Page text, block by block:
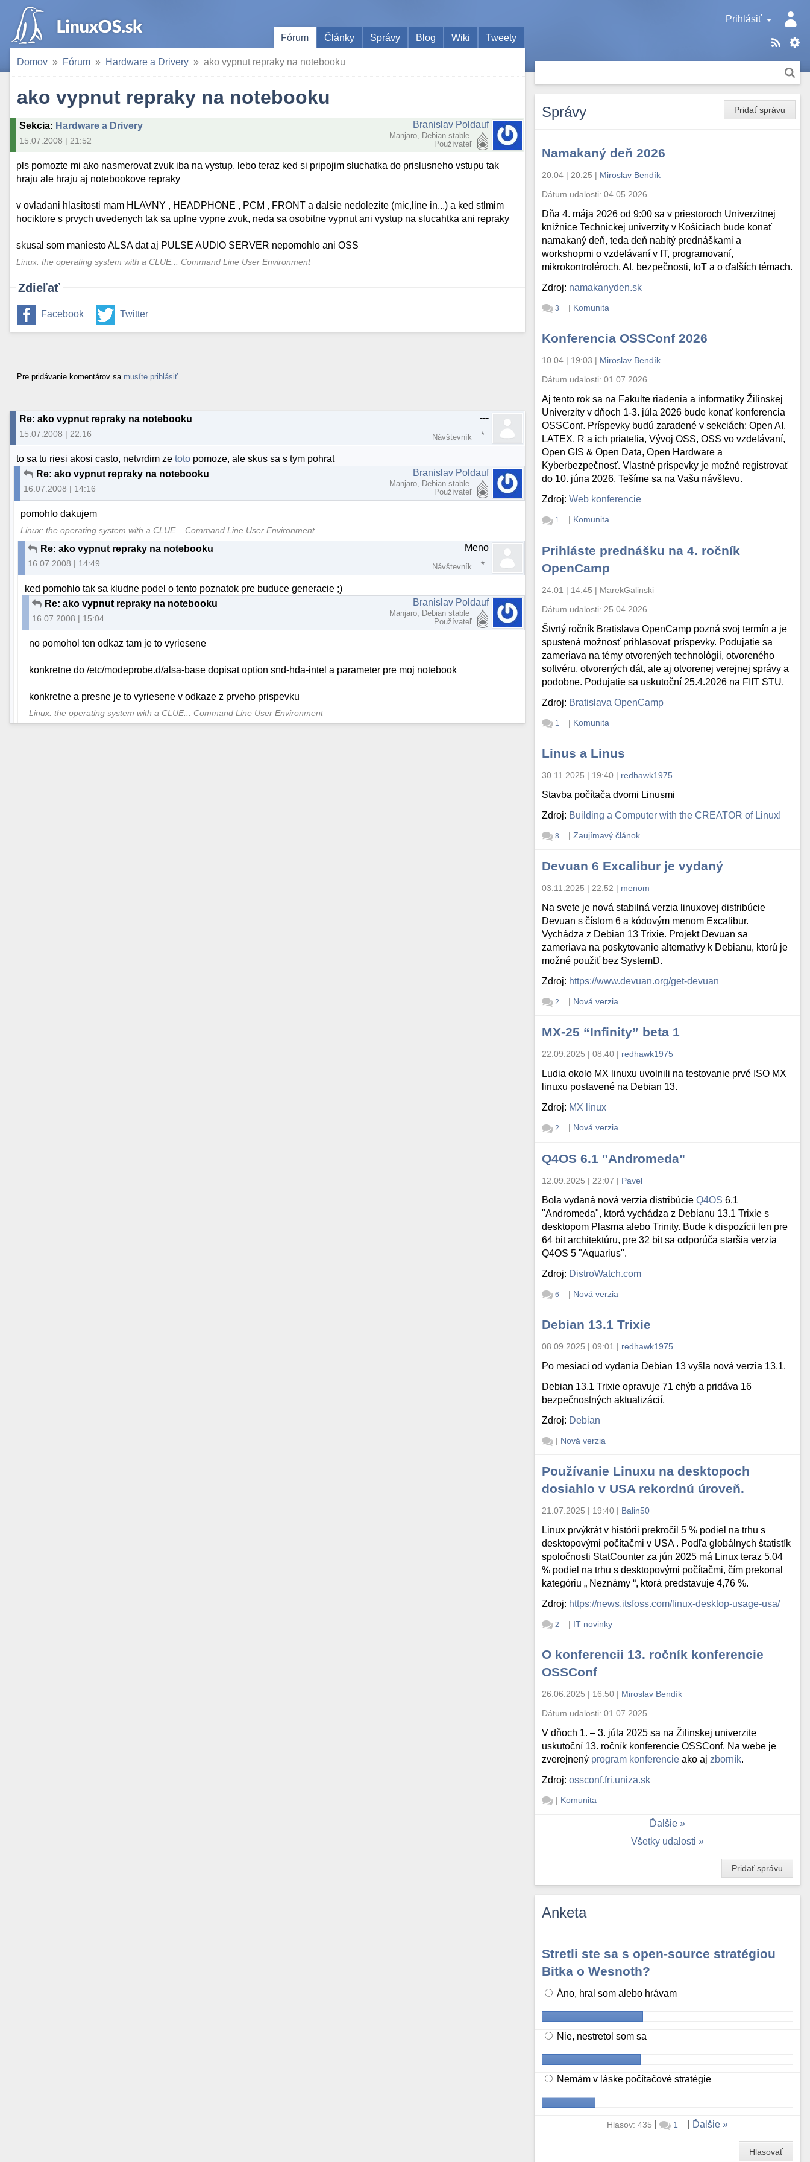
Prihlásiť
Fórum
Články Správy Blog Wiki Tweety
Domov Fórum Hardware a Drivery ako vypnut repraky na notebooku
ako vypnut repraky na notebooku
Sekcia: Hardware a Drivery
15.07.2008 | 21:52
Branislav Poldauf
Manjaro, Debian stable
Používateľ
pls pomozte mi ako nasmerovat zvuk iba na vystup, lebo teraz ked si pripojim sluchatka do prislusneho vstupu tak
hraju ale hraju aj notebookove repraky
v ovladani hlasitosti mam HLAVNY , HEADPHONE , PCM , FRONT a dalsie nedolezite (mic,line in...) a ked stlmim
hociktore s prvych uvedenych tak sa uplne vypne zvuk, neda sa osobitne vypnut ani vystup na slucahtka ani repraky
skusal som maniesto ALSA dat aj PULSE AUDIO SERVER nepomohlo ani OSS
Linux: the operating system with a CLUE... Command Line User Environment
Zdieľať
Facebook Twitter
Pre pridávanie komentárov sa musíte prihlásiť
Re: ako vypnut repraky na notebooku
15.07.2008 | 22:16
---
Návštevník
to sa tu riesi akosi casto, netvrdim zetoto pomoze, ale skus sa s tym pohrat
Re: ako vypnut repraky na notebooku
16.07.2008 | 14:16
Branislav Poldauf
Manjaro, Debian stable
Používateľ
pomohlo dakujem
Linux: the operating system with a CLUE... Command Line User Environment
Re: ako vypnut repraky na notebooku
16.07.2008 | 14:49
Meno
Návštevník
ked pomohlo tak sa kludne podel o tento poznatok pre buduce generacie ;)
Re: ako vypnut repraky na notebooku
16.07.2008 | 15:04
Branislav Poldauf
Manjaro, Debian stable
Používateľ
no pomohol ten odkaz tam je to vyriesene
konkretne do /etc/modeprobe.d/alsa-base dopisat option snd-hda-intel a parameter pre moj notebook
konkretne a presne je to vyriesene v odkaze z prveho prispevku
Linux: the operating system with a CLUE... Command Line User Environment
Pridať správu
Správy
Namakaný deň 2026
20.04 | 20:25 | Miroslav Bendík
Dátum udalosti:04.05.2026
Dňa 4. mája 2026 od 9:00 sa v priestoroch Univerzitnej
knižnice Technickej univerzity v Košiciach bude konať
namakaný deň, teda deň nabitý prednáškami a
workshopmi o vzdelávaní v IT, programovaní,
mikrokontroléroch, AI, bezpečnosti, IoT a o ďalších témach.
Zdroj: namakanyden.sk
3 | Komunita
Konferencia OSSConf 2026
10.04 | 19:03 | Miroslav Bendík
Dátum udalosti:01.07.2026
Aj tento rok sa na Fakulte riadenia a informatiky Žilinskej
Univerzity v dňoch 1-3. júla 2026 bude konať konferencia
OSSConf. Príspevky budú zaradené v sekciách: Open AI,
LATEX, R a ich priatelia, Vývoj OSS, OSS vo vzdelávaní,
Open GIS & Open Data, Open Hardware a
Kyberbezpečnosť. Vlastné príspevky je možné registrovať
do 10. júna 2026. Tešíme sa na Vašu návštevu.
Zdroj:Web konferencie
1 | Komunita
Prihláste prednášku na 4. ročník
OpenCamp
24.01 | 14:45 | MarekGalinski
Dátum udalosti: 25.04.2026
Štvrtý ročník Bratislava OpenCamp pozná svoj termín a je
spustená možnosť prihlasovať príspevky. Podujatie sa
zameriava na témy otvorených technológii, otvoreného
softvéru, otvorených dát, ale aj otvorenej verejnej správy a
podobne. Podujatie sa uskutoční 25.4.2026 na FIIT STU.
Zdroj: Bratislava OpenCamp
1 | Komunita
Linus a Linus
30.11.2025 | 19:40 | redhawk1975
Stavba počítača dvomi Linusmi
Zdroj: Building a Computer with the CREATOR of Linux!
8 | Zaujímavý článok
Devuan 6 Excalibur je vydaný
03.11.2025 | 22:52 | menom
Na svete je nová stabilná verzia linuxovej distribúcie
Devuan s číslom 6 a kódovým menom Excalibur.
Vychádza z Debian 13 Trixie. Projekt Devuan sa
zameriava na poskytovanie alternatívy k Debianu, ktorú je
možné použiť bez SystemD.
Zdroj: https://www.devuan.org/get-devuan
2 | Nová verzia
MX-25 “Infinity” beta 1
22.09.2025 | 08:40 | redhawk1975
Ludia okolo MX linuxu uvolnili na testovanie prvé ISO MX
linuxu postavené na Debian 13.
Zdroj: MX linux
2 | Nová verzia
Q4OS 6.1 "Andromeda"
12.09.2025 | 22:07 | Pavel
Bola vydaná nová verzia distribúcieQ4OS 6.1
"Andromeda", ktorá vychádza z Debianu 13.1 Trixie s
desktopom Plasma alebo Trinity. Bude k dispozícii len pre
64 bit architektúru, pre 32 bit sa odporúča staršia verzia
Q4OS 5 "Aquarius".
Zdroj: DistroWatch.com
6 | Nová verzia
Debian 13.1 Trixie
08.09.2025 | 09:01 | redhawk1975
Po mesiaci od vydania Debian 13 vyšla nová verzia 13.1.
Debian 13.1 Trixie opravuje 71 chýb a pridáva 16
bezpečnostných aktualizácií.
Zdroj: Debian
| Nová verzia
Používanie Linuxu na desktopoch
dosiahlo v USA rekordnú úroveň.
21.07.2025 | 19:40 | Balin50
Linux prvýkrát v histórii prekročil 5 % podiel na trhu s
desktopovými počítačmi v USA . Podľa globálnych štatistík
spoločnosti StatCounter za jún 2025 má Linux teraz 5,04
% podiel na trhu s desktopovými počítačmi, čím prekonal
kategóriu „ Neznámy “, ktorá predstavuje 4,76 %.
Zdroj: https://news.itsfoss.com/linux-desktop-usage-usa/
2 | IT novinky
O konferencii 13. ročník konferencie
OSSConf
26.06.2025 | 16:50 | Miroslav Bendík
Dátum udalosti:01.07.2025
V dňoch 1. – 3. júla 2025 sa na Žilinskej univerzite
uskutoční 13. ročník konferencie OSSConf. Na webe je
zverejnený program konferencie ako aj zborník.
Zdroj:ossconf.fri.uniza.sk
| Komunita
Ďalšie
Všetky udalosti
Pridať správu
Anketa
Stretli ste sa s open-source stratégiou
Bitka o Wesnoth?
Áno, hral som alebo hrávam
Nie, nestretol som sa
Nemám v láske počítačové stratégie
Hlasov: 435 | 1 Ďalšie
Hlasovať